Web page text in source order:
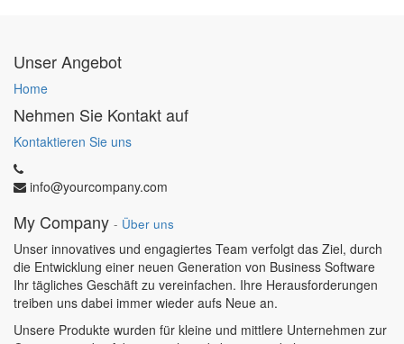
Unser Angebot
Home
Nehmen Sie Kontakt auf
Kontaktieren Sie uns
info@yourcompany.com
My Company - Über uns
Unser innovatives und engagiertes Team verfolgt das Ziel, durch
die Entwicklung einer neuen Generation von Business Software
Ihr tägliches Geschäft zu vereinfachen. Ihre Herausforderungen
treiben uns dabei immer wieder aufs Neue an.
Unsere Produkte wurden für kleine und mittlere Unternehmen zur